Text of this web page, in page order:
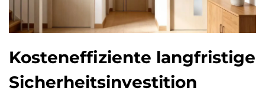
Kosteneffiziente langfristige
Sicherheitsinvestition